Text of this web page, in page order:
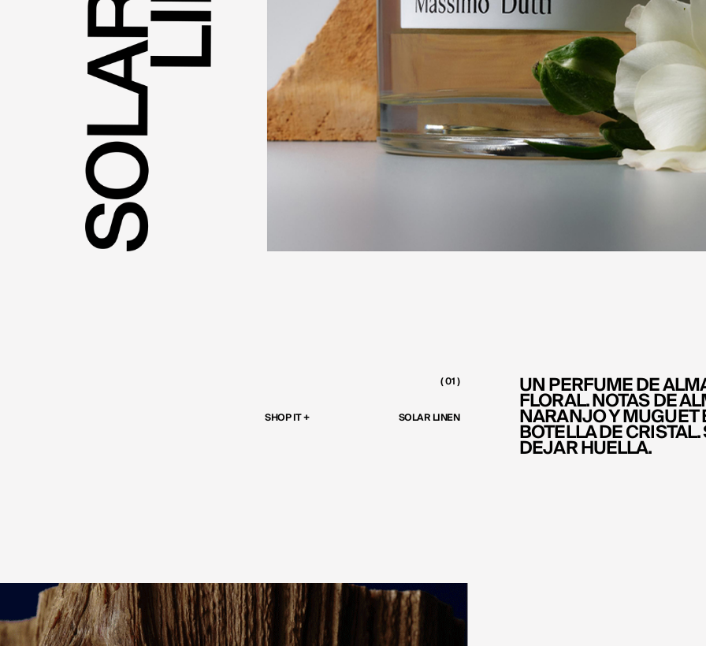
SHOP IT +
( 01 )
SOLAR LINEN
UN PERFUME DE
FLORAL. NOTAS DE
NARANJO Y MUGUET
BOTELLA DE
DEJAR HUELLA.